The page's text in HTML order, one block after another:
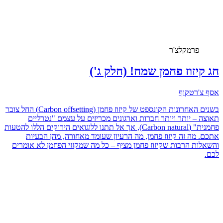
פרמקלצ'ר
חג קיזוז פחמן שמח! (חלק ג')
אסף צ'רטקוף
בשנים האחרונות הקונספט של קיזוז פחמן (Carbon offsetting) החל צובר
תאוצה – יותר ויותר חברות וארגונים מכריזים על עצמם "נטרליים
פחמנית" (Carbon natural), אך אל תתנו ללוגואים הירוקים הללו להטעות
אתכם. מה זה קיזוז פחמן, מה הרעיון שעומד מאחורה, מהן הבעיות
והשאלות הרבות שקיזוז פחמן מציף – כל מה שמקזזי הפחמן לא אומרים
לכם.